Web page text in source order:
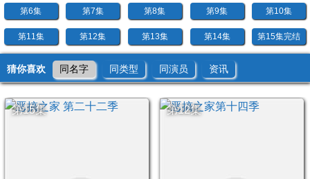
第6集 第7集 第8集 第9集 第10集
第11集 第12集 第13集 第14集 第15集完结
猜你喜欢 同名字 同类型 同演员 资讯
第15集 第12集